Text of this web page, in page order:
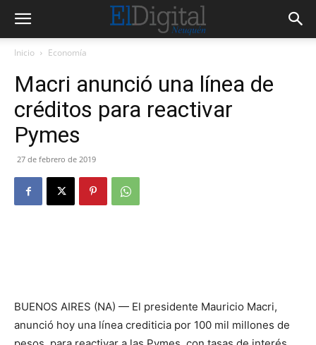
Inicio Economía
Macri anunció una línea de
créditos para reactivar
Pymes
27 de febrero de 2019
BUENOS AIRES (NA) — El presidente Mauricio Macri,
anunció hoy una línea crediticia por 100 mil millones de